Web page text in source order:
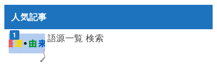
人気記事
語源一覧 検索